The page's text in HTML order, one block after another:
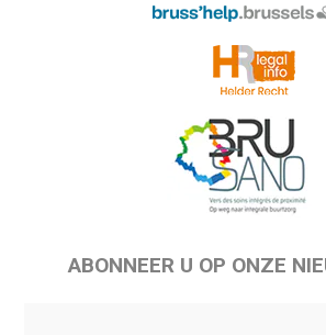
ABONNEER U OP ONZE